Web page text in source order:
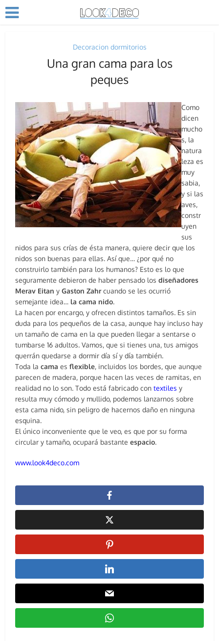
Decoracion dormitorios
Una gran cama para los
peques
Como
dicen
mucho
s, la
natura
leza es
muy
sabia,
y si las
aves,
constr
uyen
sus
nidos para sus crías de ésta manera, quiere decir que los
nidos son buenas para ellas.Así que… ¿por qué no
construirlo también para los humanos? Esto es lo que
seguramente debieron de haber pensado losdiseñadores
Merav Eitan yGaston Zahrcuando se les ocurrió
semejante idea… la cama nido.
La hacen por encargo, y ofrecen distintos tamaños. Es sin
duda para los pequeños de la casa, aunque hay incluso hay
un tamaño de cama en la que pueden llegar a sentarse o
tumbarse 16 adultos. Vamos, que si tienes una, tus amigos
querrán quedarse a dormir día sí y día también.
Toda lacama esflexible, incluidos los bordes, que aunque
parecen de madera, porque hacen las veces de ramitas, en
realidad no lo son. Todo está fabricado contextiles y
resulta muy cómodo y mullido, podemos lanzarnos sobre
esta cama nido, sin peligro de hacernos daño en ninguna
esquina.
El único inconveniente que le veo, es que por su forma
circular y tamaño, ocupará bastanteespacio.
www.look4deco.com